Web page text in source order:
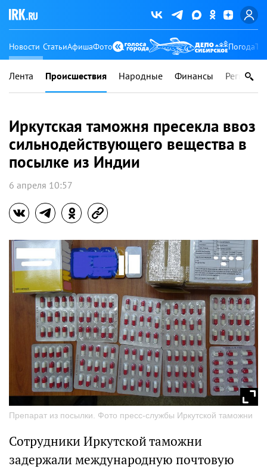
Новости СтатьиАфишаФото Погода
Лента Происшествия Народные Финансы Регионы
Иркутская таможня пресекла ввоз
сильнодействующего вещества в
посылке из Индии
6 апреля 10:57
Препарат из посылки. Фото пресс-службы Иркутской таможни
Сотрудники Иркутской таможни
задержали международную почтовую